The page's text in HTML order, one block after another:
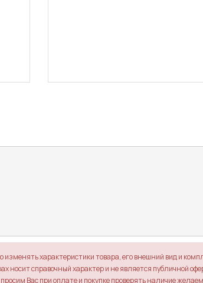
изменять характеристики товара, его внешний вид и
носит справочный характер и не является публичной
Вас при оплате и покупке проверять наличие